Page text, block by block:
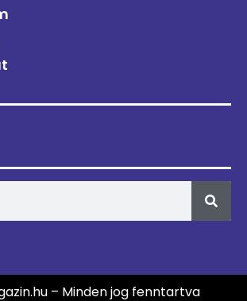
– Minden jog fenntartva